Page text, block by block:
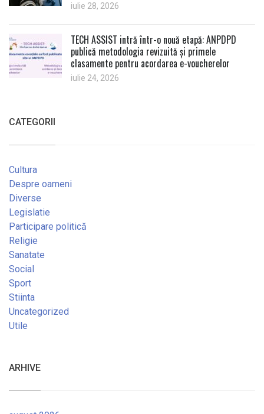
iulie 28, 2026
TECH ASSIST intră într-o nouă etapă: ANPDPD
publică metodologia revizuită și primele
clasamente pentru acordarea e-voucherelor
iulie 24, 2026
CATEGORII
Cultura
Despre oameni
Diverse
Legislatie
Participare politică
Religie
Sanatate
Social
Sport
Stiinta
Uncategorized
Utile
ARHIVE